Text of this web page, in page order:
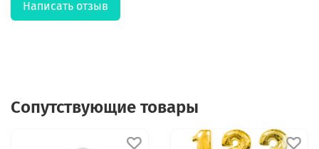
Написать отзыв
Сопутствующие товары